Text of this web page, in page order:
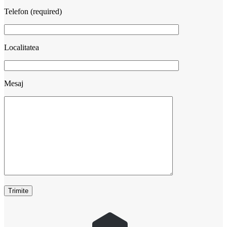
Telefon (required)
Localitatea
Mesaj